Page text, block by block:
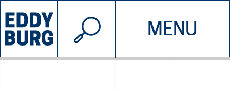
MENU
INIZIATIVE CHI SIAMO
© 2026 EDDYBURG